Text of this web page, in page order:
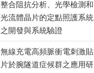
整合阻抗分析、光學檢測和
光流體晶片的定點照護系統
之開發與系統驗證
無線充電高頻脈衝電刺激貼
片於腕隧道症候群之應用研